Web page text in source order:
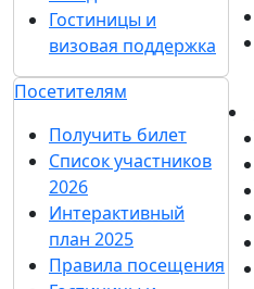
Гостиницы и
визовая поддержка
Посетителям
Получить билет
Список участников
2026
Интерактивный
план 2025
Правила посещения